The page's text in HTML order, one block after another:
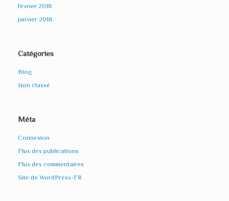
février 2018
janvier 2018
Catégories
Blog
Non classé
Méta
Connexion
Flux des publications
Flux des commentaires
Site de WordPress-FR